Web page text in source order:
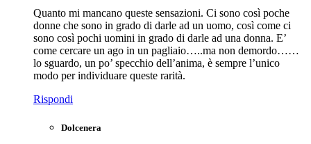
Quanto mi mancano queste sensazioni. Ci sono così poche
donne che sono in grado di darle ad un uomo, così come ci
sono così pochi uomini in grado di darle ad una donna. E’
come cercare un ago in un pagliaio…..ma non demordo……
lo sguardo, un po’ specchio dell’anima, è sempre l’unico
modo per individuare queste rarità.
Rispondi
Dolcenera